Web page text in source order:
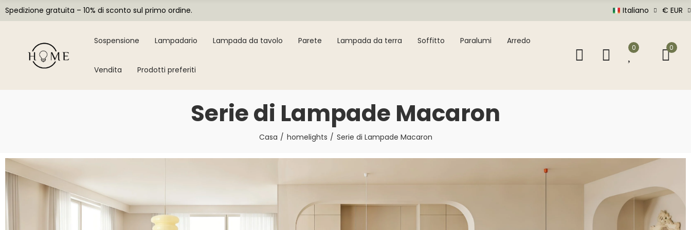
Spedizione gratuita – 10% di sconto sul primo ordine. Italiano € EUR
Sospensione Lampadario Lampada da tavolo Parete Lampada da terra Soffitto Paralumi Arredo
Vendita Prodotti preferiti
0 0
Serie di Lampade Macaron
Casa homelights Serie di Lampade Macaron